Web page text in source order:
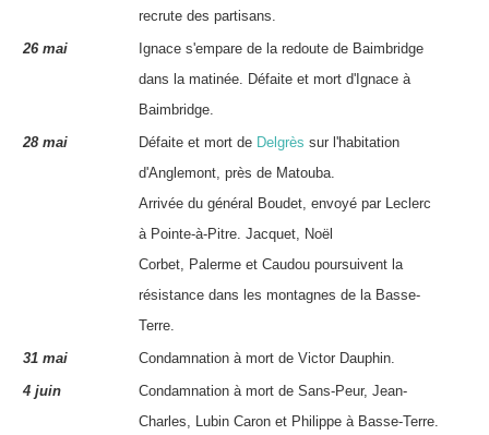
recrute des partisans.
26 mai
Ignace s'empare de la redoute de Baimbridge
dans la matinée. Défaite et mort d' Ignace à
Baimbridge.
28 mai
Défaite et mort de Delgrès sur l'habitation
d'Anglemont, près de Matouba.
Arrivée du général Boudet , envoyé par Leclerc
à Pointe-à-Pitre. Jacquet
Noël
Corbet
Palerme et Caudou poursuivent la
résistance dans les montagnes de la Basse-
Terre.
31 mai
Condamnation à mort de Victor Dauphin
4 juin
Condamnation à mort de Sans-Peur, Jean-
Charles, Lubin Caron et Philippe à Basse-Terre.